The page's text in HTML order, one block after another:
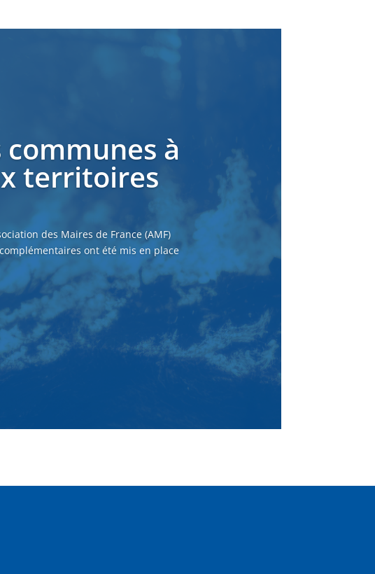
communes à
territoires
des Maires de France (AMF)
ont été mis en place